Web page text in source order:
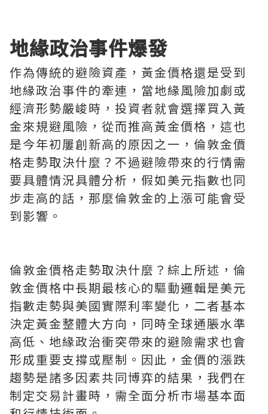
地緣政治事件爆發
作為傳統的避險資產，黃金價格還是受到
地緣政治事件的牽連，當地緣風險加劇或
經濟形勢嚴峻時，投資者就會選擇買入黃
金來規避風險，從而推高黃金價格，這也
是今年初屢創新高的原因之一，倫敦金價
格走勢取決什麼？不過避險帶來的行情需
要具體情況具體分析，假如美元指數也同
步走高的話，那麼倫敦金的上漲可能會受
到影響。
倫敦金價格走勢取決什麼？綜上所述，倫
敦金價格中長期最核心的驅動邏輯是美元
指數走勢與美國實際利率變化，二者基本
決定黃金整體大方向，同時全球通脹水準
高低、地緣政治衝突帶來的避險需求也會
形成重要支撐或壓制。因此，金價的漲跌
趨勢是諸多因素共同博弈的結果，我們在
制定交易計畫時，需全面分析市場基本面